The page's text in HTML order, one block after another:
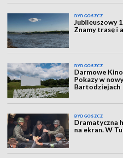
BYDGOSZCZ
Jubileuszowy
Znamy trasę i
BYDGOSZCZ
Darmowe
Pokazy w
Bartodziejach
BYDGOSZCZ
Dramatyczna
na ekran. W